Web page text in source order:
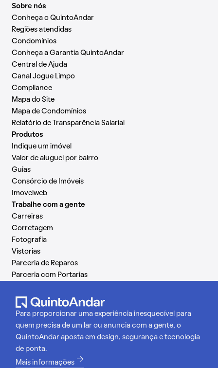
Sobre nós
Conheça o QuintoAndar
Regiões atendidas
Condomínios
Conheça a Garantia QuintoAndar
Central de Ajuda
Canal Jogue Limpo
Compliance
Mapa do Site
Mapa de Condomínios
Relatório de Transparência Salarial
Produtos
Indique um imóvel
Valor de aluguel por bairro
Guias
Consórcio de Imóveis
Imovelweb
Trabalhe com a gente
Carreiras
Corretagem
Fotografia
Vistorias
Parceria de Reparos
Parceria com Portarias
Para proporcionar uma experiência inesquecível para
quem precisa de um lar ou anuncia com a gente, o
QuintoAndar aposta em design, segurança e tecnologia
de ponta.
Mais informações